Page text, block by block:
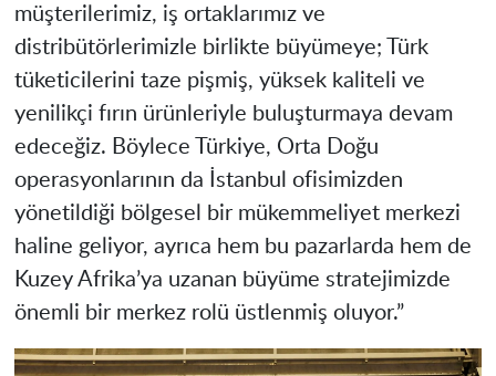
müşterilerimiz, iş ortaklarımız ve
distribütörlerimizle birlikte büyümeye; Türk
tüketicilerini taze pişmiş, yüksek kaliteli ve
yenilikçi fırın ürünleriyle buluşturmaya devam
edeceğiz. Böylece Türkiye, Orta Doğu
operasyonlarının da İstanbul ofisimizden
yönetildiği bölgesel bir mükemmeliyet merkezi
haline geliyor, ayrıca hem bu pazarlarda hem de
Kuzey Afrika’ya uzanan büyüme stratejimizde
önemli bir merkez rolü üstlenmiş oluyor.”